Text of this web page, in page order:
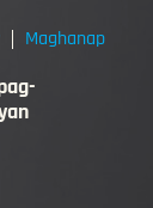
Maghanap